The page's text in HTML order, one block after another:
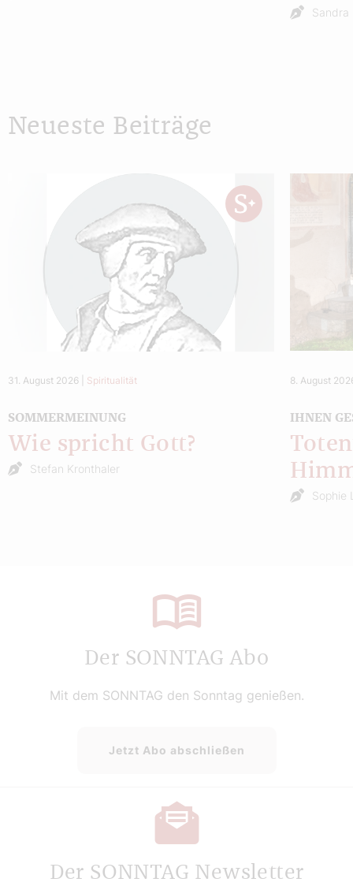
Sandra
Neueste Beiträge
31. August 2026 Spiritualität
SOMMERMEINUNG
Wie spricht Gott?
Stefan Kronthaler
8. August
IHNEN
Sophie
Der SONNTAG Abo
Mit dem SONNTAG den Sonntag genießen.
Jetzt Abo abschließen
Der SONNTAG Newsletter